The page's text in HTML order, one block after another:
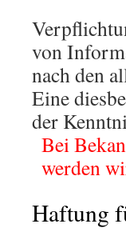
von
nach den
Eine
der
Bei
werden
Haftung